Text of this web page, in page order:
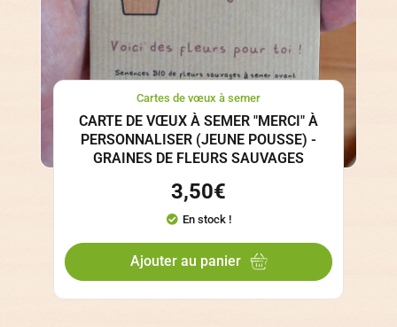
Cartes de vœux à semer
CARTE DE VŒUX À SEMER "MERCI" À
PERSONNALISER (JEUNE POUSSE) -
GRAINES DE FLEURS SAUVAGES
3,50€
En stock !
Ajouter au panier